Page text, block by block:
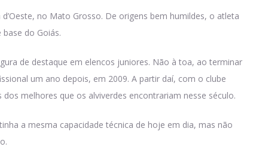
no Mato Grosso. De origens bem humildes, o atleta
do Goiás.
de destaque em elencos juniores. Não à toa, ao terminar
um ano depois, em 2009. A partir daí, com o clube
melhores que os alviverdes encontrariam nesse século.
a mesma capacidade técnica de hoje em dia, mas não